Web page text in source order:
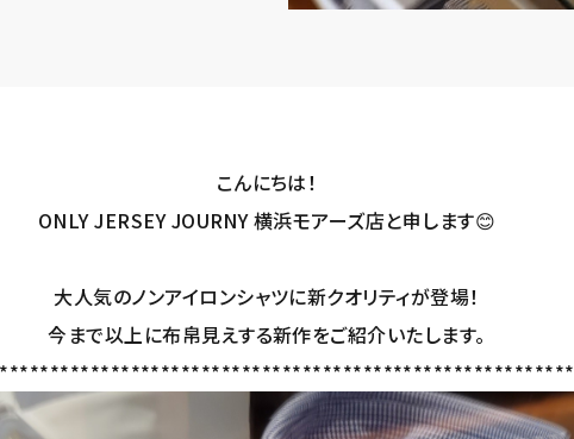
こんにちは！
ONLY JERSEY JOURNY 横浜モアーズ店と申します😊
大人気のノンアイロンシャツに新クオリティが登場！
今まで以上に布帛見えする新作をご紹介いたします。